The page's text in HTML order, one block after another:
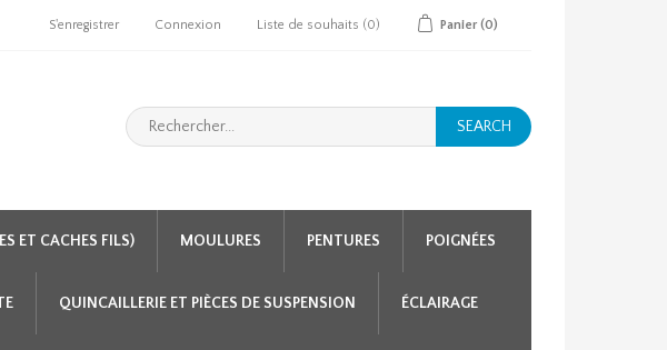
S'enregistrer Connexion Liste de souhaits (0) Panier (0)
SEARCH
ET CACHES FILS) MOULURES PENTURES POIGNÉES
QUINCAILLERIE ET PIÈCES DE SUSPENSION ÉCLAIRAGE